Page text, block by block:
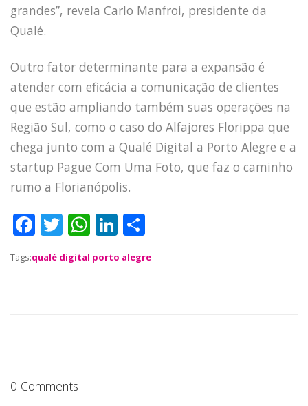
JOBS
TECH
BLOG
DEPOIMENTOS
CONTATO
grandes”, revela Carlo Manfroi, presidente da
Qualé.
Outro fator determinante para a expansão é
atender com eficácia a comunicação de clientes
que estão ampliando também suas operações na
Região Sul, como o caso do Alfajores Florippa que
chega junto com a Qualé Digital a Porto Alegre e a
startup Pague Com Uma Foto, que faz o caminho
rumo a Florianópolis.
F
c
k
T
w
it
W
a
Li
n
k a
Tags:qualé digital porto alegre
0 Comments